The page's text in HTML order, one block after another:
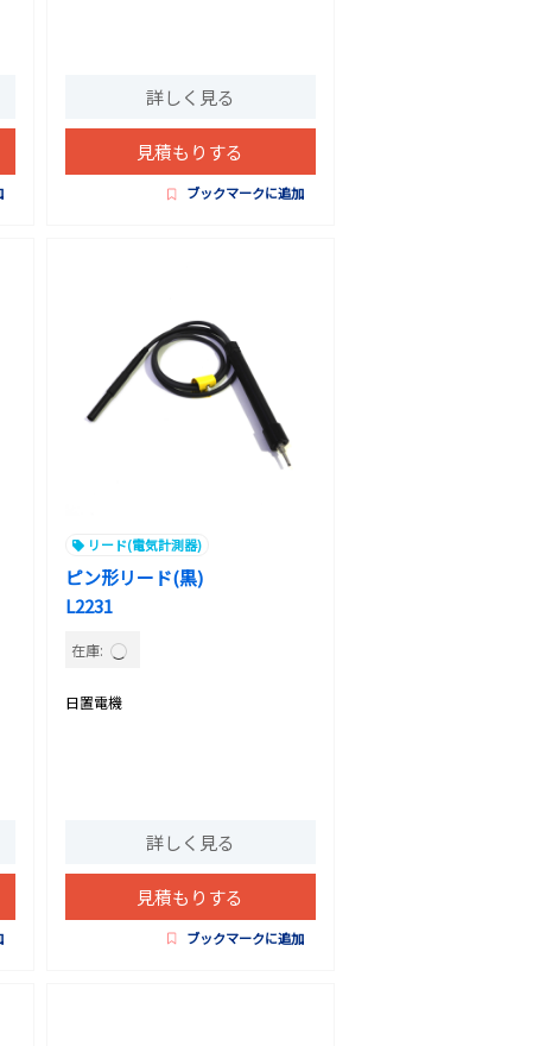
詳しく見る
見積もりする
ブックマークに追加
リード(電気計測器)
ピン形リード(黒)
L2231
在庫:
日置電機
詳しく見る
見積もりする
ブックマークに追加